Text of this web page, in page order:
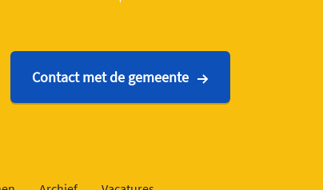
Contact met de gemeente